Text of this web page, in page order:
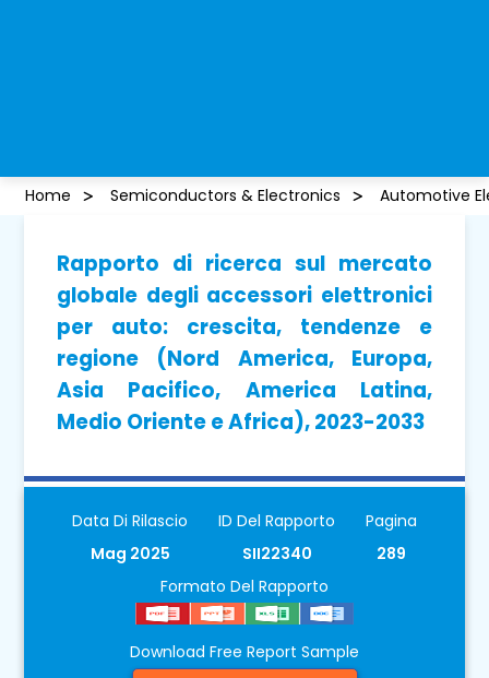
Home Semiconductors & Electronics Automotive
Rapporto di ricerca sul mercato
globale degli accessori elettronici
per auto: crescita, tendenze e
regione (Nord America, Europa,
Asia Pacifico, America Latina,
Medio Oriente e Africa), 2023-2033
Data Di Rilascio
Mag 2025
ID Del Rapporto
SII22340
Pagina
289
Formato Del Rapporto
Download Free Report Sample